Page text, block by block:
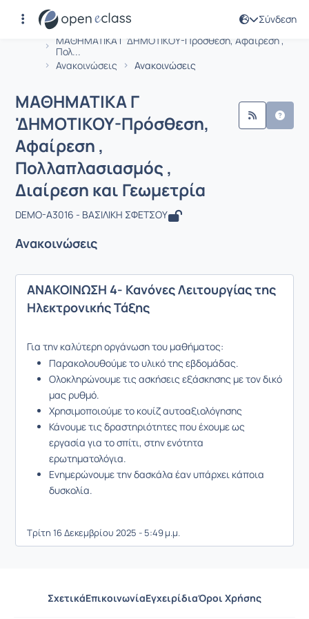
Σύνδεση
Αρχική Σελίδα
ΜΑΘΗΜΑΤΙΚΑ Γ 'ΔΗΜΟΤΙΚΟΥ-Πρόσθεση, Αφαίρεση ,
Πολ...
Ανακοινώσεις
Ανακοινώσεις
Μάθημα : ΜΑΘΗΜΑΤΙΚΑ Γ
ΜΑΘΗΜΑΤΙΚΑ Γ
'ΔΗΜΟΤΙΚΟΥ-Πρόσθεση,
Αφαίρεση ,
Πολλαπλασιασμός ,
Διαίρεση και Γεωμετρία
DEMO-A3016 - ΒΑΣΙΛΙΚΗ ΣΦΕΤΣΟΥ
Ανακοινώσεις
ΑΝΑΚΟΙΝΩΣΗ 4- Κανόνες Λειτουργίας της
Ηλεκτρονικής Τάξης
Για την καλύτερη οργάνωση του μαθήματος:
Παρακολουθούμε το υλικό της εβδομάδας.
Ολοκληρώνουμε τις ασκήσεις εξάσκησης με τον δικό
μας ρυθμό.
Χρησιμοποιούμε το κουίζ αυτοαξιολόγησης
Κάνουμε τις δραστηριότητες που έχουμε ως
εργασία για το σπίτι, στην ενότητα
ερωτηματολόγια.
Ενημερώνουμε την δασκάλα έαν υπάρχει κάποια
δυσκολία.
Τρίτη 16 Δεκεμβρίου 2025 - 5:49 μ.μ.
ΣχετικάΕπικοινωνίαΕγχειρίδιαΌροι Χρήσης